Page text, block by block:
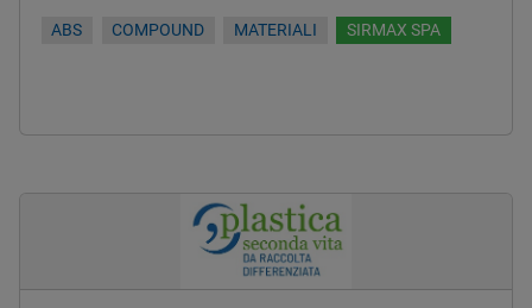
ABS COMPOUND MATERIALI SIRMAX SPA